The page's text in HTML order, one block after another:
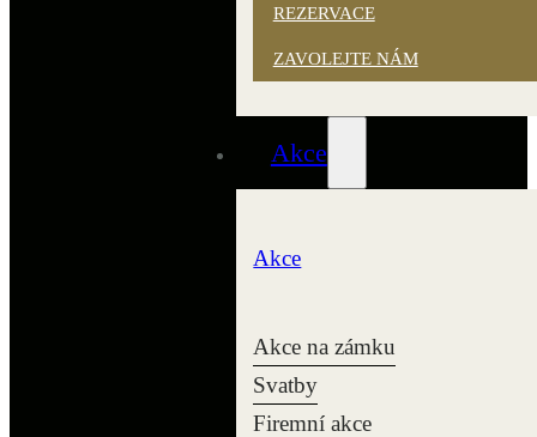
REZERVACE
ZAVOLEJTE NÁM
Akce
Akce
Akce na zámku
Svatby
Firemní akce